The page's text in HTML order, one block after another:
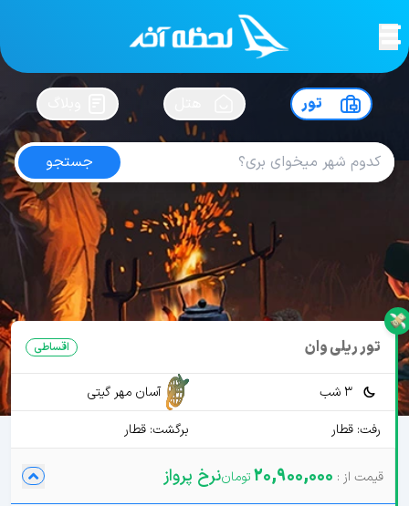
لحظه آخرسفرت رو بساز !
تور
جستجو
تور اقساطی وان
4.7 از5| از103 کاربر
لحظه آخر تور اقساطی تور اقساطی وان
تور ریلی وان اقساطی
3 شب
آسان مهر گیتی
رفت: قطار
برگشت: قطار
20,900,000 نرخ پرواز